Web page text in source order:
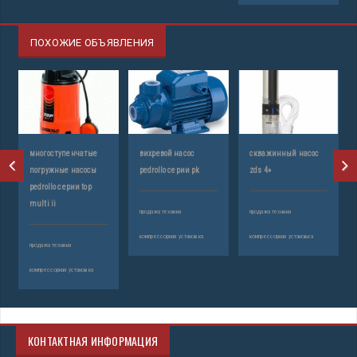
ПОХОЖИЕ ОБЪЯВЛЕНИЯ
многоступенчатые
погружные насосы
pedrollo серии top
multi ii
продажа техники
компрессорная установка
вихревой насос
pedrollo серии pk
продажа техники
компрессорная установка
скважинный насос
zds 4»
продажа техники
компрессорная установка
КОНТАКТНАЯ ИНФОРМАЦИЯ